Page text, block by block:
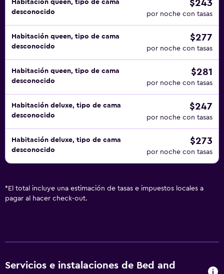
Habitación queen, tipo de cama
desconocido
$243
por noche con tasas
Habitación queen, tipo de cama
desconocido
$277
por noche con tasas
Habitación queen, tipo de cama
desconocido
$281
por noche con tasas
Habitación deluxe, tipo de cama
desconocido
$247
por noche con tasas
Habitación deluxe, tipo de cama
desconocido
$273
por noche con tasas
* El total incluye una estimación de tasas e impuestos locales a
pagar al hacer check-out.
Servicios e instalaciones de Bed and